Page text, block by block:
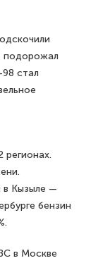
подорожал
стал
регионах.
в Кызыле —
бензин
в Москве